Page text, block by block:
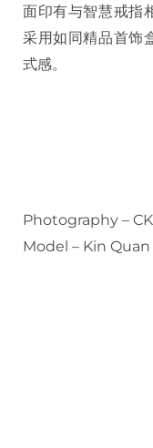
面印有与智慧戒指
采用如同精品首饰
式感。
Photography –
Model – Kin Quan